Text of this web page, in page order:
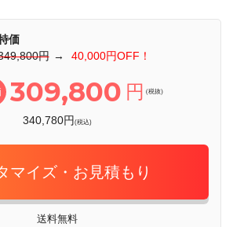
価
円 → 40,000円OFF！
309,800 円 (税抜)
340,780円(税込)
マイズ・お見積もり
送料無料